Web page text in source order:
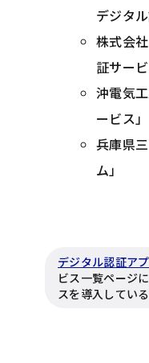
デジタ
株式会
証サービ
沖電気
ービス」
兵庫県
ム」
デジタル認証ア
ビス一覧ページ
スを導入してい